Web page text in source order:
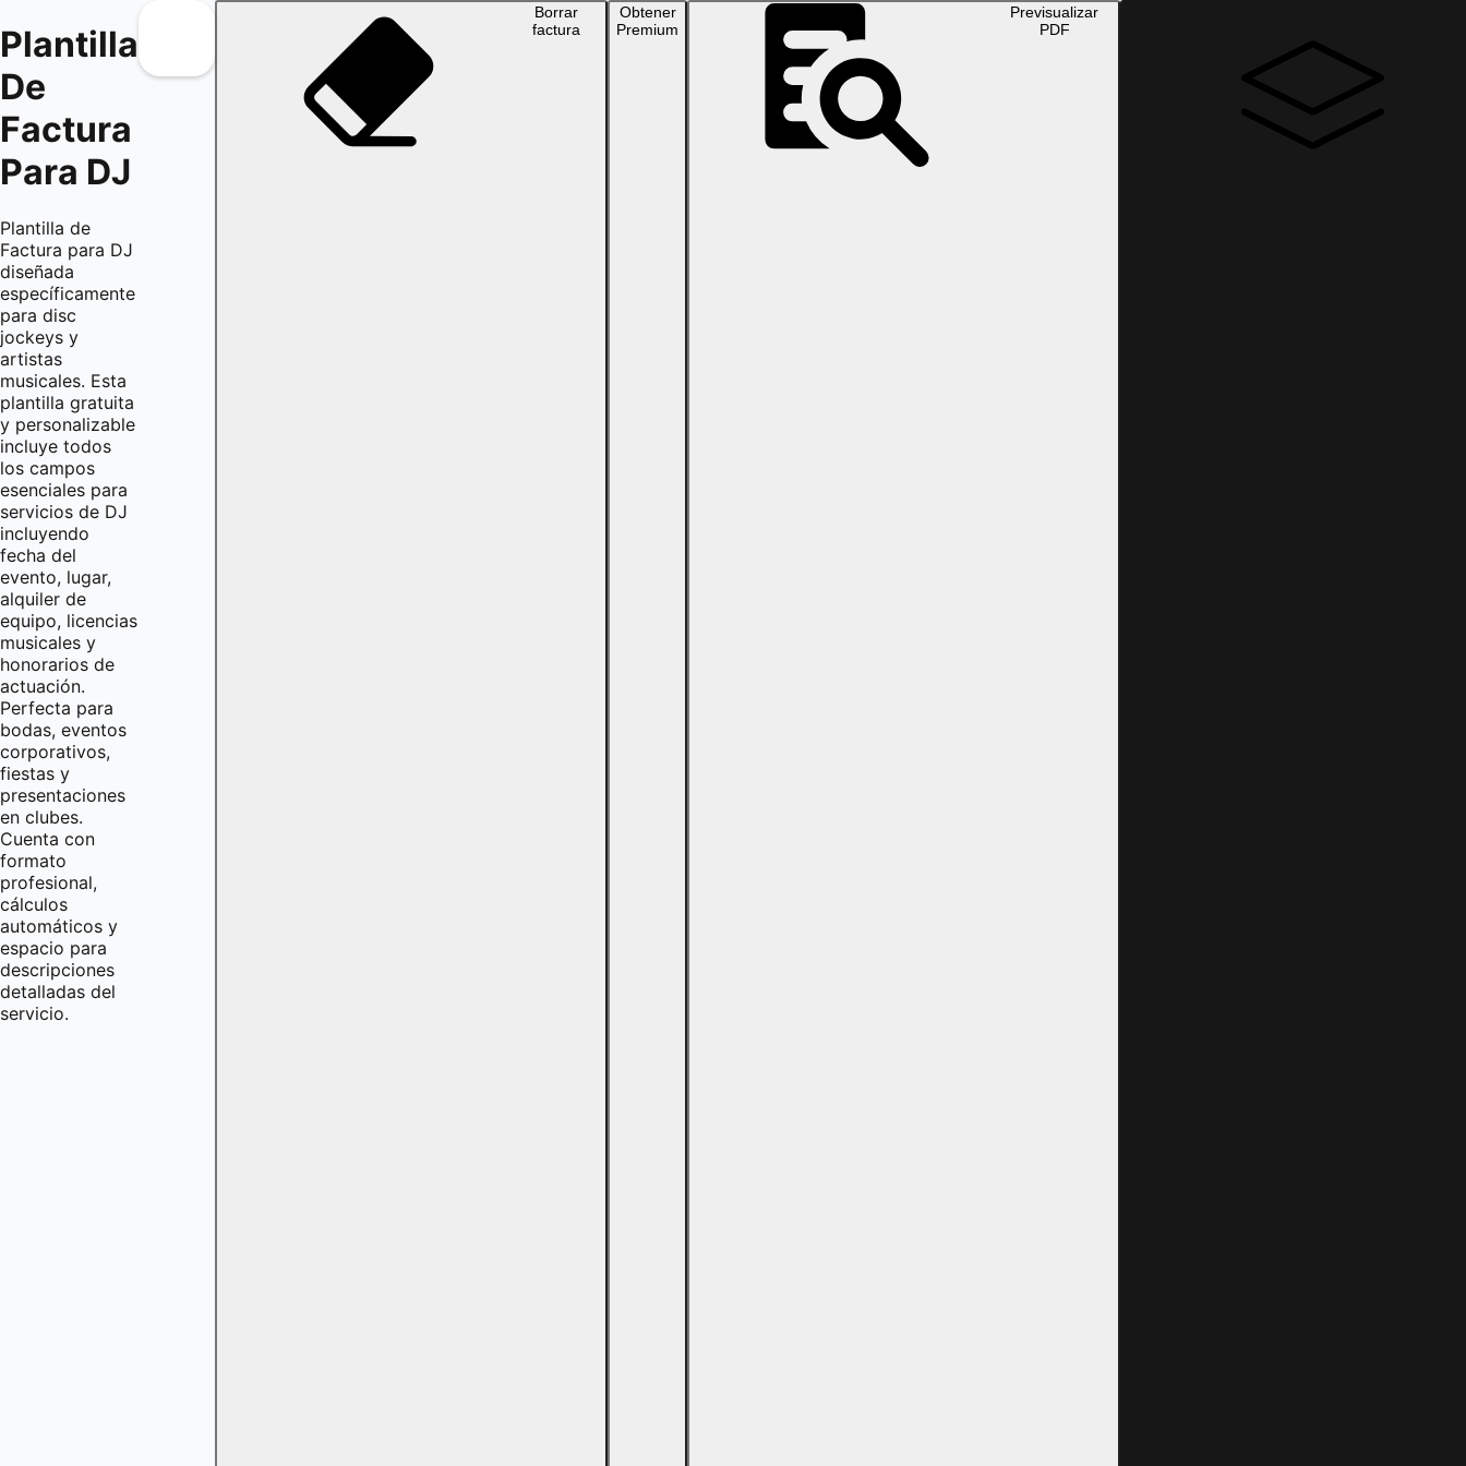
Plantilla
De
Factura
Para DJ
Plantilla de
Factura para DJ
diseñada
específicamente
para disc
jockeys y
artistas
musicales. Esta
plantilla gratuita
y personalizable
incluye todos
los campos
esenciales para
servicios de DJ
incluyendo
fecha del
evento, lugar,
alquiler de
equipo, licencias
musicales y
honorarios de
actuación.
Perfecta para
bodas, eventos
corporativos,
fiestas y
presentaciones
en clubes.
Cuenta con
formato
profesional,
cálculos
automáticos y
espacio para
descripciones
detalladas del
servicio.
Borrar
factura
Obtener
Premium
Previsualizar
PDF